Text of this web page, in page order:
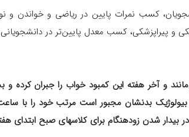
کسب نمرات پایین در ریاضی و خواندن و
و پیراپزشکی، کسب معدل پایین‌تر در
و آخر هفته‌ این کمبود خواب را جبران کرده و
بدنشان مجبور است مرتب خود را با
بیدار شدن زودهنگام برای کلاسهای صبح ابتدای